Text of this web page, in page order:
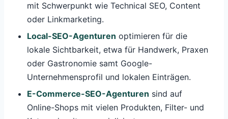
mit Schwerpunkt wie Technical SEO, Content
oder Linkmarketing.
Local-SEO-Agenturen optimieren für die
lokale Sichtbarkeit, etwa für Handwerk, Praxen
oder Gastronomie samt Google-
Unternehmensprofil und lokalen Einträgen.
E-Commerce-SEO-Agenturen sind auf
Online-Shops mit vielen Produkten, Filter- und